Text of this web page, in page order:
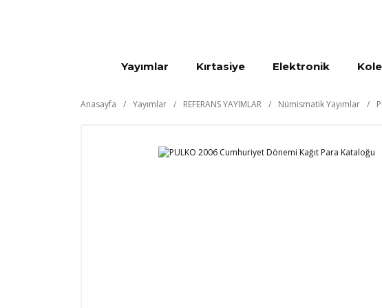
Yayımlar Kırtasiye Elektronik
Anasayfa Yayımlar REFERANS YAYIMLAR Nümismatik Yayımlar